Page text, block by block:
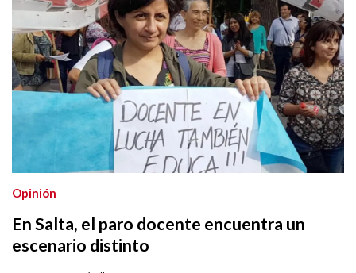
En Salta, el paro docente encuentra un
escenario distinto
Opinión